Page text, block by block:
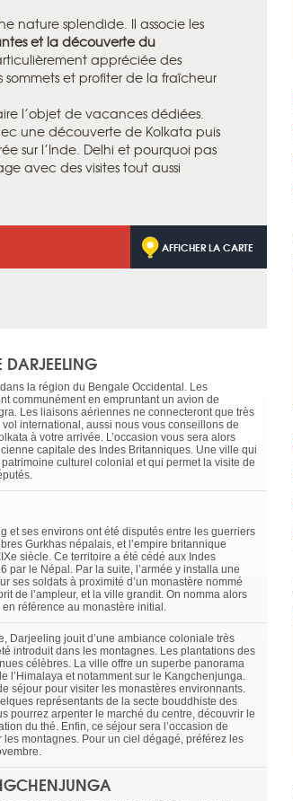
nature splendide. Il associe les
et la découverte du
appréciée des
et profiter de la fraîcheur
l’objet de vacances dédiées.
une découverte de Kolkata puis
sur l’Inde. Delhi et pourquoi pas
avec des visites tout aussi
AFFICHER LA CARTE
DARJEELING
la région du Bengale Occidental. Les
communément en empruntant un avion de
Les liaisons aériennes ne connecteront que très
international, aussi nous vous conseillons de
à votre arrivée. L’occasion vous sera alors
capitale des Indes Britanniques. Une ville qui
culturel colonial et qui permet la visite de
et ses environs ont été disputés entre les guerriers
Gurkhas népalais, et l’empire britannique
siècle. Ce territoire a été cédé aux Indes
par le Népal. Par la suite, l’armée y installa une
ses soldats à proximité d’un monastère nommé
de l’ampleur, et la ville grandit. On nomma alors
référence au monastère initial.
Darjeeling jouit d’une ambiance coloniale très
introduit dans les montagnes. Les plantations des
célèbres. La ville offre un superbe panorama
l’Himalaya et notamment sur le Kangchenjunga.
séjour pour visiter les monastères environnants.
représentants de la secte bouddhiste des
pourrez arpenter le marché du centre, découvrir le
du thé. Enfin, ce séjour sera l’occasion de
les montagnes. Pour un ciel dégagé, préférez les